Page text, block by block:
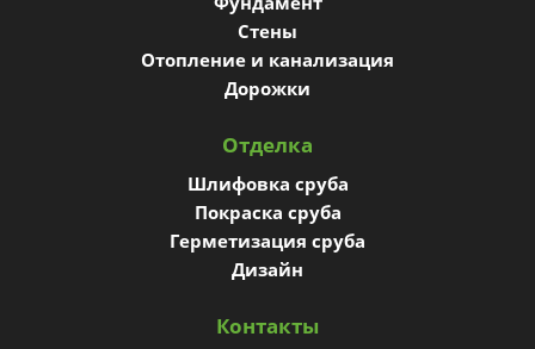
Стены
Отопление и канализация
Дорожки
Отделка
Шлифовка сруба
Покраска сруба
Герметизация сруба
Дизайн
Контакты